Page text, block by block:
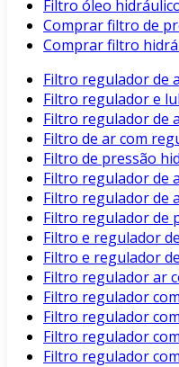
Filtro óleo
Comprar filtro de
Comprar filtro
Filtro regulador de
Filtro regulador e
Filtro regulador de
Filtro de ar com
Filtro de pressão
Filtro regulador de
Filtro regulador de
Filtro regulador de
Filtro e regulador
Filtro e regulador
Filtro regulador ar
Filtro regulador
Filtro regulador
Filtro regulador
Filtro regulador